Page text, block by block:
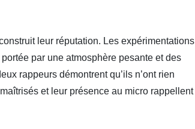
leur réputation. Les expérimentations
par une atmosphère pesante et des
rappeurs démontrent qu’ils n’ont rien
et leur présence au micro rappellent